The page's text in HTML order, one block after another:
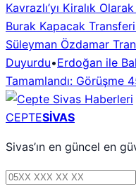
Kavrazlı’yı Kiralık
Burak Kapacak
Süleyman Özdamar
Duyurdu•Erdoğan ile
Tamamlandı: Görüşme
CEPTESİVAS
Sivas’ın en güncel en
Telefon